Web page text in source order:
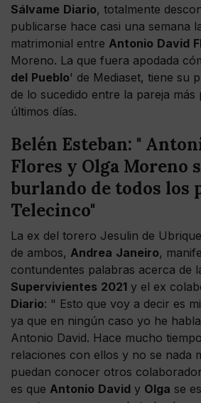
Sálvame Diario, totalmente
publicarse hace casi una semana
matrimonial entre Antonio David
Moreno. La que fuera apodada
del Pueblo' de Mediaset, tiene su
de lo sucedido entre la pareja más
últimos días.
Belén Esteban: "
Flores y Olga Moreno
burlando de todos los
Telecinco"
La ex del torero Jesulin de
de ambos, Andrea Janeiro,
contundentes palabras acerca de
Supervivientes 2021 y el ex
Diario: " Esto que voy a decir es
ya que en ningún caso yo he
Antonio David. Hace mucho
relaciones con ellos y no se nada
puedan conocer otros
es que Antonio David y Olga se